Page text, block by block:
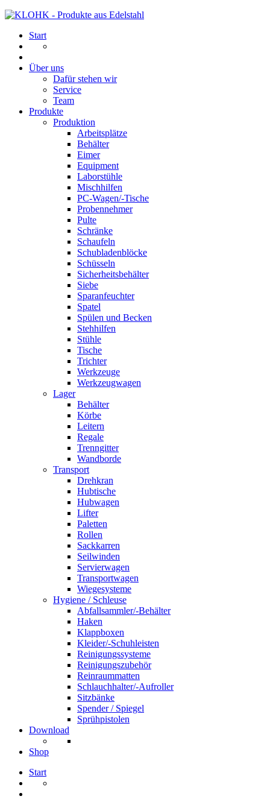
Start
Über uns
Dafür stehen wir
Service
Team
Produkte
Produktion
Arbeitsplätze
Behälter
Eimer
Equipment
Laborstühle
Mischhilfen
PC-Wagen/-Tische
Probennehmer
Pulte
Schränke
Schaufeln
Schubladenblöcke
Schüsseln
Sicherheitsbehälter
Siebe
Sparanfeuchter
Spatel
Spülen und Becken
Stehhilfen
Stühle
Tische
Trichter
Werkzeuge
Werkzeugwagen
Lager
Behälter
Körbe
Leitern
Regale
Trenngitter
Wandborde
Transport
Drehkran
Hubtische
Hubwagen
Lifter
Paletten
Rollen
Sackkarren
Seilwinden
Servierwagen
Transportwagen
Wiegesysteme
Hygiene / Schleuse
Abfallsammler/-Behälter
Haken
Klappboxen
Kleider/-Schuhleisten
Reinigungssysteme
Reinigungszubehör
Reinraummatten
Schlauchhalter/-Aufroller
Sitzbänke
Spender / Spiegel
Sprühpistolen
Download
Shop
Start